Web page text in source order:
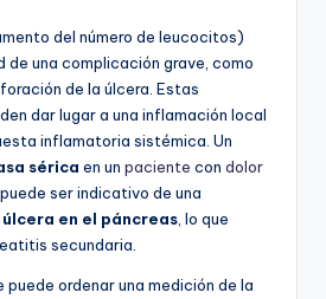
del número de leucocitos)
de una complicación grave, como
de la úlcera. Estas
dar lugar a una inflamación local
inflamatoria sistémica. Un
sérica en un paciente con dolor
ser indicativo de una
en el páncreas , lo que
secundaria.
puede ordenar una medición de la